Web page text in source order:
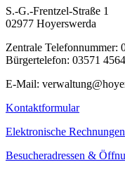
S.-G.-Frentzel-Straße 1
02977 Hoyerswerda
Zentrale Telefonnummer:
Bürgertelefon: 03571
E-Mail:
Kontaktformular
Elektronische Rechnungen
Besucheradressen &